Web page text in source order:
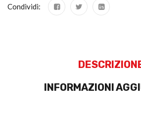
Condividi:
INFORMAZIONI